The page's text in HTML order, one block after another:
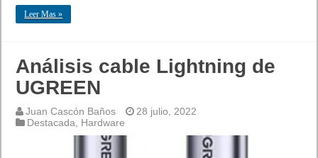
Leer Mas »
Análisis cable Lightning de
UGREEN
Juan Cascón Baños
28 julio, 2022
Destacada
Hardware